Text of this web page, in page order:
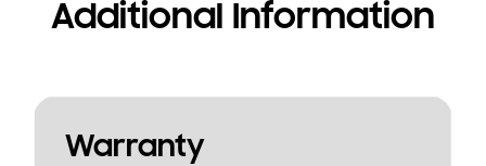
Additional Information
Warranty